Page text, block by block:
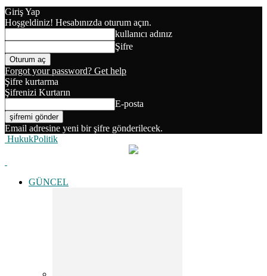
Giriş Yap
Hoşgeldiniz! Hesabınızda oturum açın.
kullanıcı adınız
Şifre
Forgot your password? Get help
Şifre kurtarma
Şifrenizi Kurtarın
E-posta
Email adresine yeni bir şifre gönderilecek.
HukukPolitik
GÜNCEL